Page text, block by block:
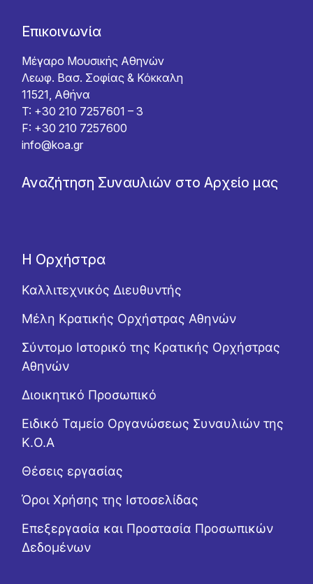
Επικοινωνία
Μέγαρο Μουσικής Αθηνών
Λεωφ. Βασ. Σοφίας & Κόκκαλη
11521, Αθήνα
T: +30 210 7257601 – 3
F: +30 210 7257600
info@koa.gr
Αναζήτηση Συναυλιών στο Αρχείο μας
Η Ορχήστρα
Καλλιτεχνικός Διευθυντής
Μέλη Κρατικής Ορχήστρας Αθηνών
Σύντομο Ιστορικό της Κρατικής Ορχήστρας
Αθηνών
Διοικητικό Προσωπικό
Ειδικό Ταμείο Οργανώσεως Συναυλιών της
Κ.Ο.Α
Θέσεις εργασίας
Όροι Χρήσης της Ιστοσελίδας
Επεξεργασία και Προστασία Προσωπικών
Δεδομένων